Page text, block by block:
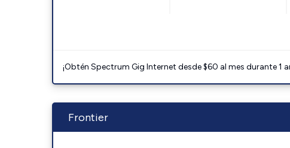
¡Obtén Spectrum Gig Internet desde $60 al mes durante
Frontier